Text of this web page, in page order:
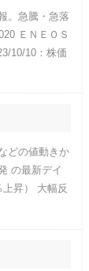
。急騰・急落
ＥＮＥＯＳ
10/10：株価
どの値動きか
の最新デイ
昇） 大幅反